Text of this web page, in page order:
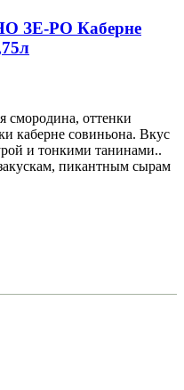
ЗЕ-РО Каберне
смородина, оттенки
каберне совиньона. Вкус
и тонкими танинами..
пикантным сырам